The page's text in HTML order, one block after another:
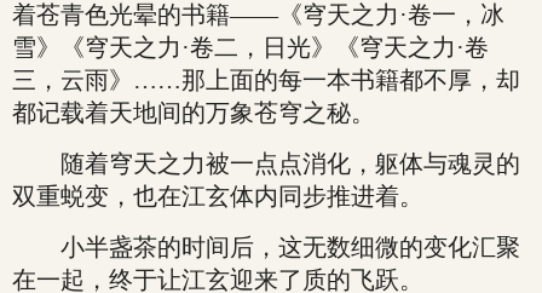
着苍青色光晕的书籍——《穹天之力·卷一，冰
雪》《穹天之力·卷二，日光》《穹天之力·卷
三，云雨》……那上面的每一本书籍都不厚，却
都记载着天地间的万象苍穹之秘。
随着穹天之力被一点点消化，躯体与魂灵的
双重蜕变，也在江玄体内同步推进着。
小半盏茶的时间后，这无数细微的变化汇聚
在一起，终于让江玄迎来了质的飞跃。